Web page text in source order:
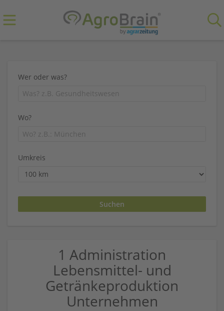
Wer oder was?
Wo?
Umkreis
1 Administration
Lebensmittel- und
Getränkeproduktion
Unternehmen